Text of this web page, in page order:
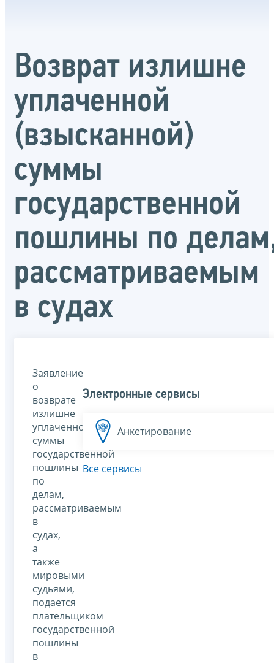
Возврат излишне
уплаченной
(взысканной)
суммы
государственной
пошлины по
рассматриваемым
в судах
Заявление
о
возврате
излишне
уплаченной
суммы
государственной
пошлины
по
делам,
рассматриваемым
в
судах,
а
также
мировыми
судьями,
подается
плательщиком
государственной
пошлины
в
Электронные сервисы
Анкетирование
Все сервисы